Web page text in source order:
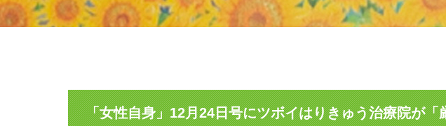
「女性自身」12月24日号にツボイはりきゅう治療院が